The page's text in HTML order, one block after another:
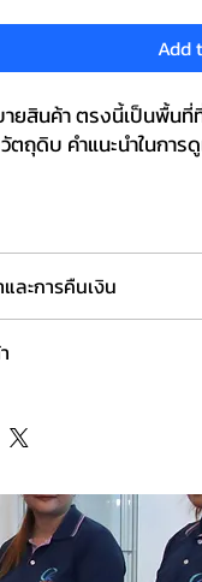
Add
ยสินค้า ตรงนี้เป็นพื้นที่
ถุดิบ คำแนะนำในการดู
แลและการทำความสะอาด
รับ
ละการคืนเงิน
บายการคืนเงินและแลกเปลี่
ช้จ่าย ข้อมูลเกี่ยวนโยบายกา
สึกว่าสามารถซื้อสินค้าได้อย่าง